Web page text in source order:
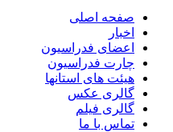
صفحه اصلی
اخبار
اعضای فدراسیون
چارت فدراسیون
هیئت های استانها
گالری عکس
گالری فیلم
تماس با ما